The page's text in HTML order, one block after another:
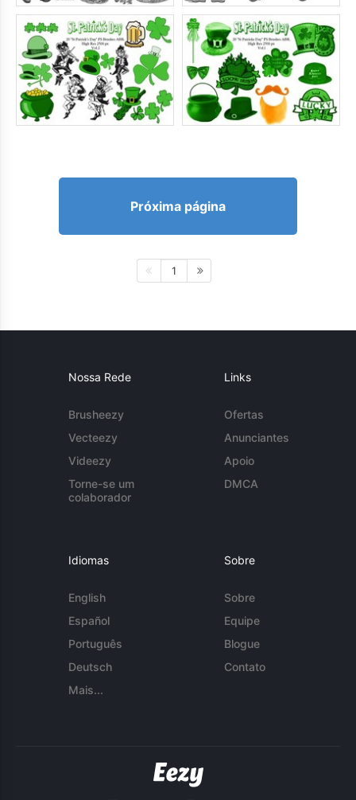
Próxima página
1
Nossa Rede
Brusheezy
Vecteezy
Videezy
Torne-se um
colaborador
Links
Ofertas
Anunciantes
Apoio
DMCA
Idiomas
English
Español
Português
Deutsch
Mais...
Sobre
Sobre
Equipe
Blogue
Contato